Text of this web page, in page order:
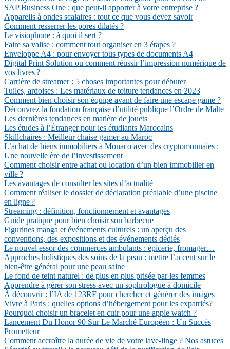
SAP Business One : que peut-il apporter à votre entreprise ?
Appareils à ondes scalaires : tout ce que vous devez savoir
Comment resserrer les pores dilatés ?
Le visiophone : à quoi il sert ?
Faire sa valise : comment tout organiser en 3 étapes ?
Enveloppe A4 : pour envoyer tous types de documents A4
Digital Print Solution ou comment réussir l’impression numérique de
vos livres ?
Carrière de streamer : 5 choses importantes pour débuter
Tuiles, ardoises : Les matériaux de toiture tendances en 2023
Comment bien choisir son équipe avant de faire une escape game ?
Découvrez la fondation française d’utilité publique l’Ordre de Malte
Les dernières tendances en matière de jouets
Les études à l’Étranger pour les étudiants Marocains
Skillchaires : Meilleur chaise gamer au Maroc
L’achat de biens immobiliers à Monaco avec des cryptomonnaies :
Une nouvelle ère de l’investissement
Comment choisir entre achat ou location d’un bien immobilier en
ville ?
Les avantages de consulter les sites d’actualité
Comment réaliser le dossier de déclaration préalable d’une piscine
en ligne ?
Streaming : définition, fonctionnement et avantages
Guide pratique pour bien choisir son barbecue
Figurines manga et événements culturels : un aperçu des
conventions, des expositions et des événements dédiés
Le nouvel essor des commerces ambulants : épicerie, fromager…
Approches holistiques des soins de la peau : mettre l’accent sur le
bien-être général pour une peau saine
Le fond de teint naturel : de plus en plus prisée par les femmes
Apprendre à gérer son stress avec un sophrologue à domicile
À découvrir : l’IA de 123RF pour chercher et générer des images
Vivre à Paris : quelles options d’hébergement pour les expatriés?
Pourquoi choisir un bracelet en cuir pour une apple watch ?
Lancement Du Honor 90 Sur Le Marché Européen : Un Succès
Prometteur
Comment accroître la durée de vie de votre lave-linge ? Nos astuces